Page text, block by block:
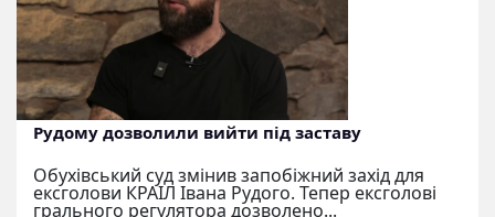
Рудому дозволили вийти під заставу
Обухівський суд змінив запобіжний захід для
ексголови КРАІЛ Івана Рудого. Тепер ексголові
грального регулятора дозволено...